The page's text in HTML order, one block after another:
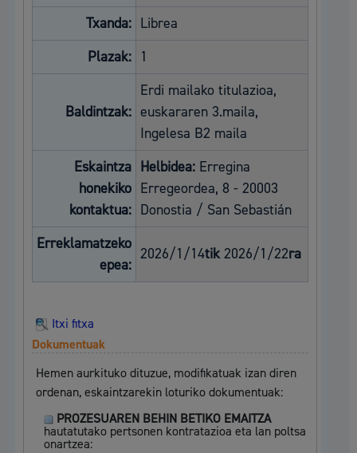
Txanda: Librea
Plazak: 1
Baldintzak:
Erdi mailako titulazioa,
euskararen 3.maila,
Ingelesa B2 maila
Eskaintza
honekiko
kontaktua:
Helbidea: Erregina
Erregeordea, 8 - 20003
Donostia / San Sebastián
Erreklamatzeko
epea:
2026/1/14tik2026/1/22ra
Itxi fitxa
Dokumentuak
Hemen aurkituko dituzue, modifikatuak izan diren
ordenan, eskaintzarekin loturiko dokumentuak:
PROZESUAREN BEHIN BETIKO EMAITZA
hautatutako pertsonen kontratazioa eta lan poltsa
onartzea: